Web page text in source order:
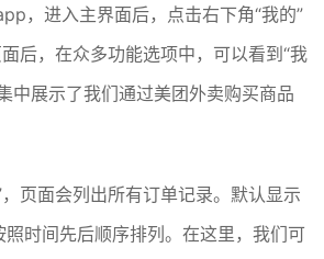
，进入主界面后，点击右下角“我的”
后，在众多功能选项中，可以看到“我
中展示了我们通过美团外卖购买商品
，页面会列出所有订单记录。默认显示
照时间先后顺序排列。在这里，我们可